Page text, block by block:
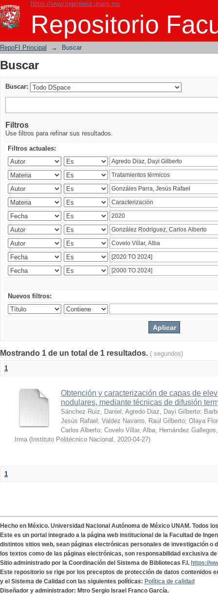
https://www.ingenieria.unam.mx
Repositorio
Buscar
RepoFI Principal → Buscar
Buscar
Buscar:
Filtros
Use filtros para refinar sus resultados.
Filtros actuales:
Nuevos filtros:
Mostrando 1 de un total de 1 resultados. ( segundos)
1
Obtención y caracterización de capas de
nodulares, mediante técnicas de difusión
Sánchez Ruiz, Daniel ; Agredo Diaz, Dayi Gilberto;
Jesús Rafael ; Valdez Navarro, Raúl Gilberto; Olaya
Carlos Alberto; Covelo Villar, Alba; Hernández
Irma ( Instituto Politécnico Nacional , 2020-04-27)
1
Hecho en México. Universidad Nacional Autónoma de México UNAM. Todos
Este es un portal integrado a la página web institucional de la Facultad de
distintos sitios web, sean páginas electrónicas personales de investigación o
los textos como de las páginas electrónicas, son responsabilidad exclusiva
Sitio administrado por la Coordinación del Sistema de Bibliotecas F.I. https://
Este repositorio se rige por los preceptos de protección de datos contenidos
y el Sistema de Calidad con las siguientes políticas: Política de calidad
Diseñador y administrador: Mtro Sergio Israel Franco García.